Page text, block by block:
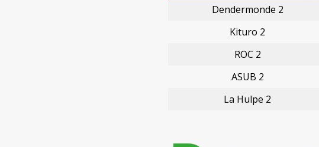
Dendermonde 2
Kituro 2
ROC 2
ASUB 2
La Hulpe 2